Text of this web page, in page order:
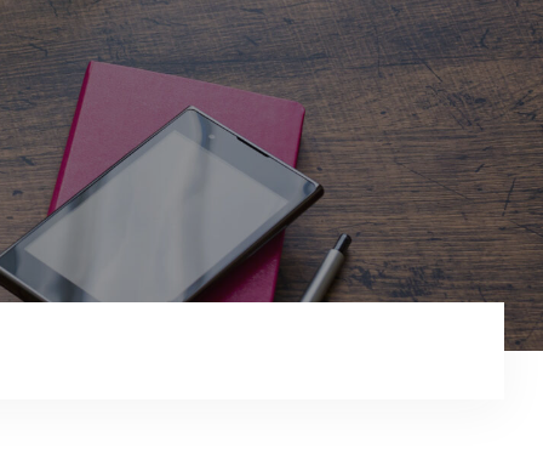
料金表・コース
出張エリア
予約状況
ペーパー卒業への道
よくある質問
お知らせ